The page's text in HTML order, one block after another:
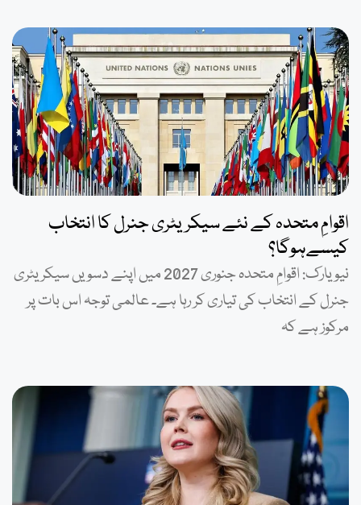
اقوامِ متحدہ کے نئے سیکریٹری جنرل کا انتخاب
کیسےہوگا؟
نیویارک: اقوامِ متحدہ جنوری 2027 میں اپنے دسویں سیکریٹری
جنرل کے انتخاب کی تیاری کر رہا ہے۔ عالمی توجہ اس بات پر
مرکوز ہے کہ